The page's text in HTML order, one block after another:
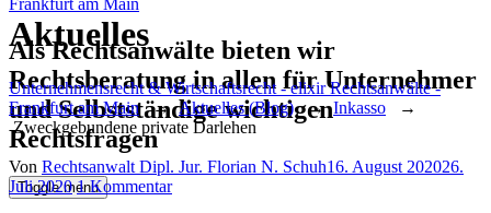
Als Rechtsanwälte bieten wir
Rechtsberatung in allen für Unternehmer
und Selbstständige wichtigen
Rechtsfragen
Toggle menu
Aktuelles
Unternehmensrecht & Wirtschaftsrecht - elixir Rechtsanwälte -
Frankfurt am Main →Aktuelles (Blog)→Inkasso →
Zweckgebundene private Darlehen
Author
Von Rechtsanwalt Dipl. Jur. Florian N. SchuhPosted
16. August 202026.
Juli 2020 1 Kommentarzu